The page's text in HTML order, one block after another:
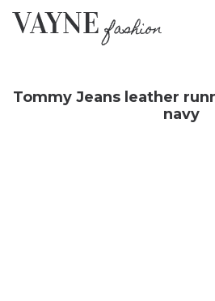
Tommy Jeans leather
navy